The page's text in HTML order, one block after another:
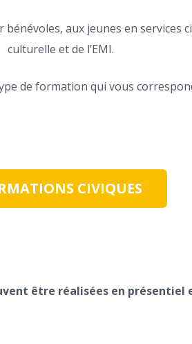
aux jeunes en services
culturelle et de l’EMI.
de formation qui vous
CIVIQUES
être réalisées en présentiel